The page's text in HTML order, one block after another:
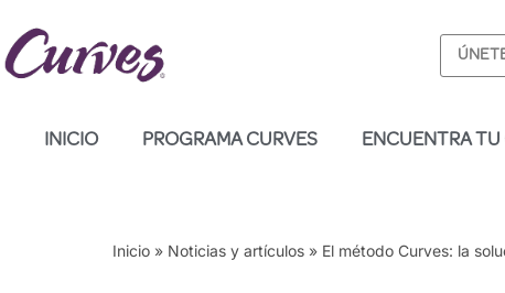
Saltar
INICIO PROGRAMA CURVES ENCUENTRA TU
Inicio » Noticias y artículos » El método Curves: la